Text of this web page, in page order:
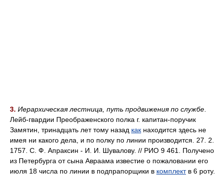
3. Иерархическая лестница, путь продвижения по службе
Лейб-гвардии Преображенского полка г. капитан-поручик
Замятин, тринадцать лет тому назад как находится здесь не
имея ни какого дела, и по полку по линии производится. 27. 2.
1757. С. Ф. Апраксин - И. И. Шувалову. // РИО 9 461. Получено
из Петербурга от сына Авраама известие о пожаловании его
июля 18 числа по линии в подпрапорщики в комплектв 6 роту.